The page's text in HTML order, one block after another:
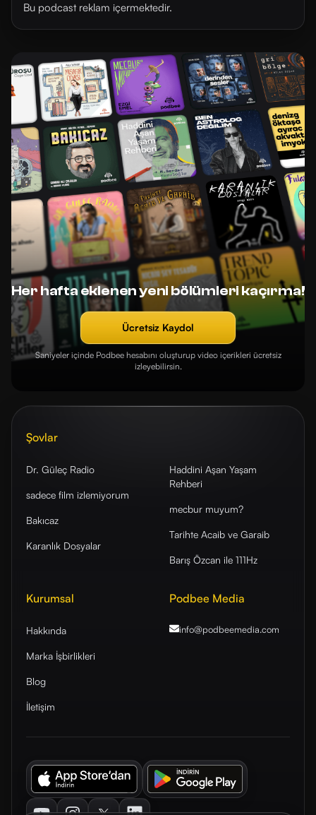
Bu podcast reklam içermektedir.
Her hafta eklenen yeni bölümleri kaçırma!
Ücretsiz Kaydol
Saniyeler içinde Podbee hesabını oluşturup video içerikleri ücretsiz
izleyebilirsin.
Şovlar
Dr. Güleç Radio
sadece film izlemiyorum
Bakıcaz
Karanlık Dosyalar
Haddini Aşan Yaşam
Rehberi
mecbur muyum?
Tarihte Acaib ve Garaib
Barış Özcan ile 111Hz
Kurumsal
Hakkında
Marka İşbirlikleri
Blog
İletişim
Podbee Media
info@podbeemedia.com